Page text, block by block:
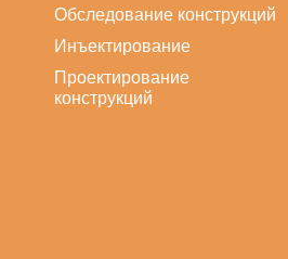
Обследование конструкций
Инъектирование
Проектирование
конструкций